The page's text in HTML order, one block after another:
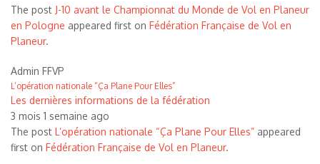
The post J-10 avant le Championnat du Monde de Vol en Planeur
en Pologne appeared first on Fédération Française de Vol en
Planeur.
Admin FFVP
L’opération nationale “Ça Plane Pour Elles”
Les dernières informations de la fédération
3 mois 1 semaine ago
The post L’opération nationale “Ça Plane Pour Elles” appeared
first on Fédération Française de Vol en Planeur.